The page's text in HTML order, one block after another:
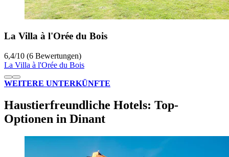
La Villa à l'Orée du Bois
6,4/10 (6 Bewertungen)
La Villa à l'Orée du Bois
WEITERE UNTERKÜNFTE
Haustierfreundliche Hotels: Top-
Optionen in Dinant